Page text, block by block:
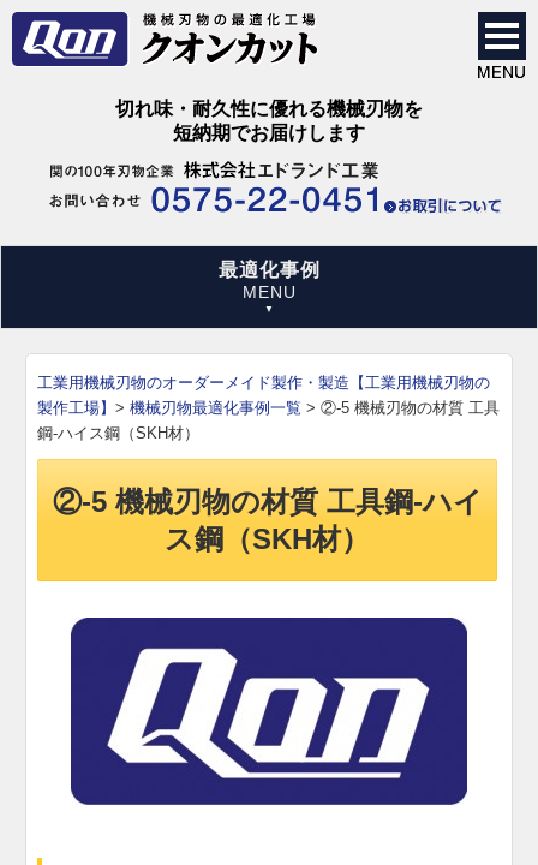
切れ味・耐久性に優れる機械刃物を
短納期でお届けします
最適化事例
工業用機械刃物のオーダーメイド製作・製造【工業用機械刃物の
製作工場】>機械刃物最適化事例一覧 >②-5 機械刃物の材質 工具
鋼-ハイス鋼（SKH材）
②-5 機械刃物の材質 工具鋼-ハイ
ス鋼（SKH材）